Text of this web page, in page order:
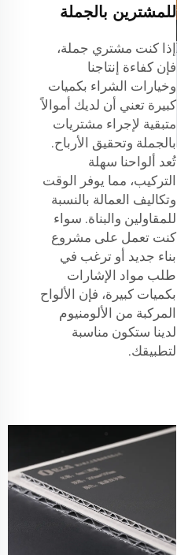
للمشترين بالجملة
إذا كنت مشتري جملة،
فإن كفاءة إنتاجنا
وخيارات الشراء بكميات
كبيرة تعني أن لديك أموالاً
متبقية لإجراء مشتريات
بالجملة وتحقيق الأرباح.
تُعد ألواحنا سهلة
التركيب، مما يوفر الوقت
وتكاليف العمالة بالنسبة
للمقاولين والبناة. سواء
كنت تعمل على مشروع
بناء جديد أو ترغب في
طلب مواد الإشارات
بكميات كبيرة، فإن الألواح
المركبة من الألومنيوم
لدينا ستكون مناسبة
لتطبيقك.